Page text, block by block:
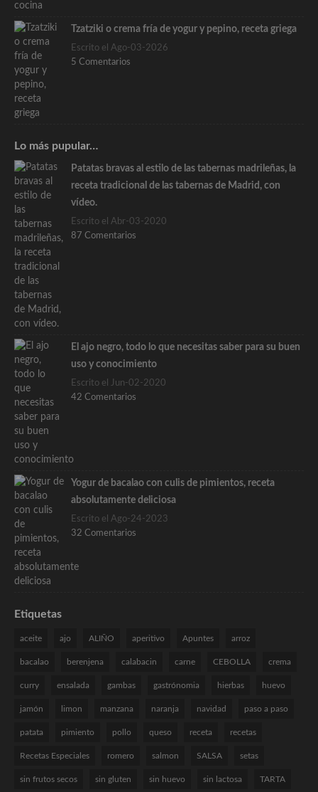
Tzatziki o crema fría de yogur y pepino, receta griega
Escrito el Ago-03-2026
5 Comentarios
Lo más pupular…
Patatas bravas al estilo de las tabernas madrileñas, la
receta tradicional de las tabernas de Madrid, con
vídeo.
Escrito el Abr-03-2020
87 Comentarios
El ajo negro, todo lo que necesitas saber para su buen
uso y conocimiento
Escrito el Jun-02-2020
42 Comentarios
Yogur de bacalao con culis de pimientos, receta
absolutamente deliciosa
Escrito el Ago-24-2023
32 Comentarios
Etiquetas
aceite ajo ALIÑO aperitivo Apuntes arroz
bacalao berenjena calabacin carne CEBOLLA crema
curry ensalada gambas gastrónomia hierbas huevo
jamón limon manzana naranja navidad paso a paso
patata pimiento pollo queso receta recetas
Recetas Especiales romero salmon SALSA setas
sin frutos secos sin gluten sin huevo sin lactosa TARTA